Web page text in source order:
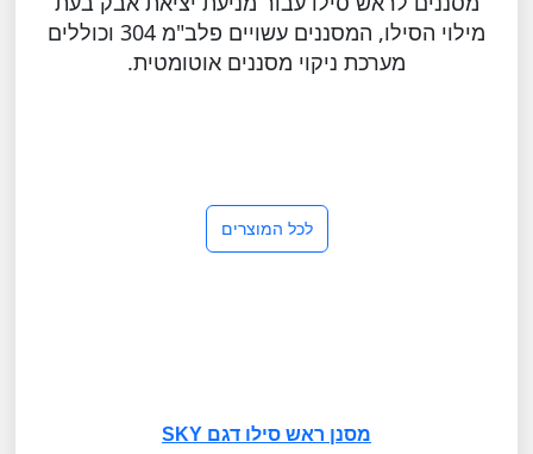
מילוי הסילו, המסננים עשויים פלב"מ 304 וכוללים
מערכת ניקוי מסננים אוטומטית.
לכל המוצרים
מסנן ראש סילו דגם SKY